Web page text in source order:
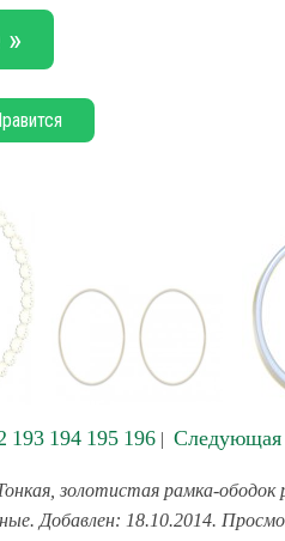
193 194 195 196| Следующая
золотистая рамка-ободок
Добавлен: 18.10.2014.